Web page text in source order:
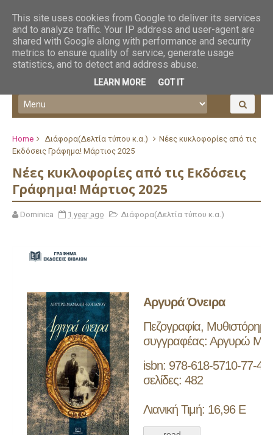
Home Διάφορα(Δελτία τύπου κ.α.)
Νέες κυκλοφορίες από τις
Εκδόσεις Γράφημα! Μάρτιος 2025
Νέες κυκλοφορίες από τις Εκδόσεις
Γράφημα! Μάρτιος 2025
Dominica 1 year ago Διάφορα(Δελτία τύπου κ.α.)
Αργυρά Όνειρα
Πεζογραφία, Μυθιστόρημα
συγγραφέας: Αργυρώ
isbn: 978-618-5710-77-4
σελίδες: 482
Λιανική Τιμή: 16,96 Ε
This site uses cookies from Google to deliver its services
and to analyze traffic. Your IP address and user-agent are
shared with Google along with performance and security
metrics to ensure quality of service, generate usage
statistics, and to detect and address abuse.
LEARN MORE GOT IT